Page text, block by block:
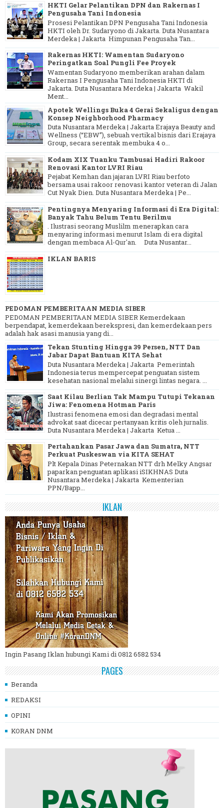
HKTI Gelar Pelantikan DPN dan Rakernas I
Pengusaha Tani Indonesia
Prosesi Pelantikan DPN Pengusaha Tani Indonesia
HKTI oleh Dr. Sudaryono di Jakarta. Duta Nusantara
Merdeka | Jakarta Himpunan Pengusaha Tan...
Rakernas HKTI: Wamentan Sudaryono
Peringatkan Soal Pungli Fee Proyek
Wamentan Sudaryono memberikan arahan dalam
Rakernas I Pengusaha Tani Indonesia HKTI di
Jakarta. Duta Nusantara Merdeka | Jakarta Wakil
Ment...
Apotek Wellings Buka 4 Gerai Sekaligus dengan
Konsep Neighborhood Pharmacy
Duta Nusantara Merdeka | Jakarta Erajaya Beauty and
Wellness (“EBW”), sebuah vertikal bisnis dari Erajaya
Group, secara serentak membuka 4 o...
Kodam XIX Tuanku Tambusai Hadiri Rakoor
Renovasi Kantor LVRI Riau
Pejabat Kemhan dan jajaran LVRI Riau berfoto
bersama usai rakoor renovasi kantor veteran di Jalan
Cut Nyak Dien. Duta Nusantara Merdeka | Pe...
Pentingnya Menyaring Informasi di Era Digital:
Banyak Tahu Belum Tentu Berilmu
. Ilustrasi seorang Muslilm menerapkan cara
menyaring informasi menurut Islam di era digital
dengan membaca Al-Qur'an. Duta Nusantar...
IKLAN BARIS
PEDOMAN PEMBERITAAN MEDIA SIBER
PEDOMAN PEMBERITAAN MEDIA SIBER Kemerdekaan
berpendapat, kemerdekaan berekspresi, dan kemerdekaan pers
adalah hak asasi manusia yang di...
Tekan Stunting Hingga 39 Persen, NTT Dan
Jabar Dapat Bantuan KITA Sehat
Duta Nusantara Merdeka | Jakarta Pemerintah
Indonesia terus mempercepat penguatan sistem
kesehatan nasional melalui sinergi lintas negara. ...
Saat Kilau Berlian Tak Mampu Tutupi Tekanan
Jiwa: Fenomena Hotman Paris
Ilustrasi fenomena emosi dan degradasi mental
advokat saat dicecar pertanyaan kritis oleh jurnalis.
Duta Nusantara Merdeka | Jakarta Ketua ...
Pertahankan Pasar Jawa dan Sumatra, NTT
Perkuat Puskeswan via KITA SEHAT
Plt Kepala Dinas Peternakan NTT drh Melky Angsar
paparkan penguatan aplikasi iSIKHNAS Duta
Nusantara Merdeka | Jakarta Kementerian
PPN/Bapp...
IKLAN
Ingin Pasang Iklan hubungi Kami di 0812 6582 534
PAGES
Beranda
REDAKSI
OPINI
KORAN DNM